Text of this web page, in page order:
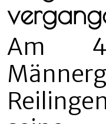
Am